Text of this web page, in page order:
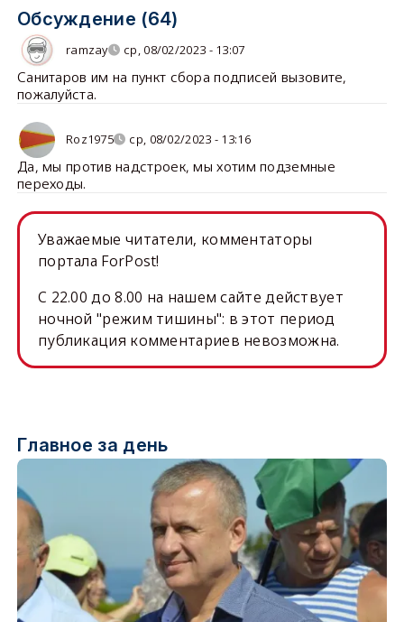
Обсуждение (64)
ramzay ср, 08/02/2023 - 13:07
Санитаров им на пункт сбора подписей вызовите,
пожалуйста.
Roz1975 ср, 08/02/2023 - 13:16
Да, мы против надстроек, мы хотим подземные
переходы.
Уважаемые читатели, комментаторы
портала ForPost!
C 22.00 до 8.00 на нашем сайте действует
ночной "режим тишины": в этот период
публикация комментариев невозможна.
Главное за день